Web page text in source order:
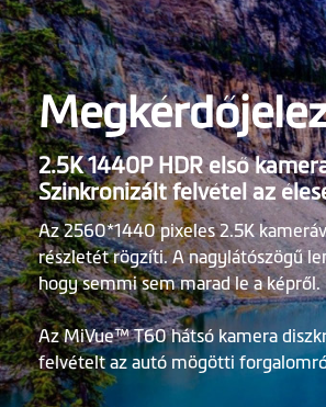
2.5K 1440P HDR első
Szinkronizált felvétel az
Az 2560*1440 pixeles 2.5K
részletét rögzíti. A nagylátószögű
hogy semmi sem marad le a képről.
Az MiVue™ T60 hátsó kamera
felvételt az autó mögötti